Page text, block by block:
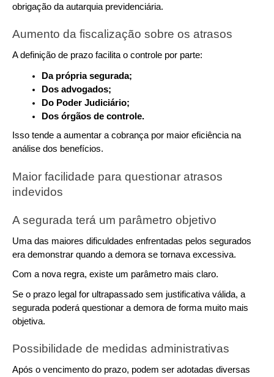
obrigação da autarquia previdenciária.
Aumento da fiscalização sobre os atrasos
A definição de prazo facilita o controle por parte:
Da própria segurada;
Dos advogados;
Do Poder Judiciário;
Dos órgãos de controle.
Isso tende a aumentar a cobrança por maior eficiência na
análise dos benefícios.
Maior facilidade para questionar atrasos
indevidos
A segurada terá um parâmetro objetivo
Uma das maiores dificuldades enfrentadas pelos segurados
era demonstrar quando a demora se tornava excessiva.
Com a nova regra, existe um parâmetro mais claro.
Se o prazo legal for ultrapassado sem justificativa válida, a
segurada poderá questionar a demora de forma muito mais
objetiva.
Possibilidade de medidas administrativas
Após o vencimento do prazo, podem ser adotadas diversas